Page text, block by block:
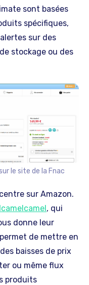
sont basées
spécifiques,
sur des
stockage ou des
le site de la Fnac
sur Amazon.
, qui
donne leur
de mettre en
baisses de prix
ou même flux
produits